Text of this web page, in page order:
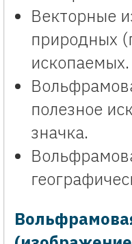
Векторные
природных
ископаемых.
полезное
значка.